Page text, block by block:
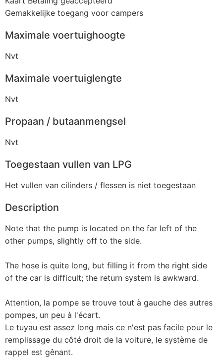
Gemakkelijke toegang voor campers
Maximale voertuighoogte
Nvt
Maximale voertuiglengte
Nvt
Propaan / butaanmengsel
Nvt
Toegestaan vullen van LPG
Het vullen van cilinders / flessen is niet toegestaan
Description
Note that the pump is located on the far left of the
other pumps, slightly off to the side.
The hose is quite long, but filling it from the right side
of the car is difficult; the return system is awkward.
Attention, la pompe se trouve tout à gauche des autres
pompes, un peu à l'écart.
Le tuyau est assez long mais ce n'est pas facile pour le
remplissage du côté droit de la voiture, le système de
rappel est gênant.